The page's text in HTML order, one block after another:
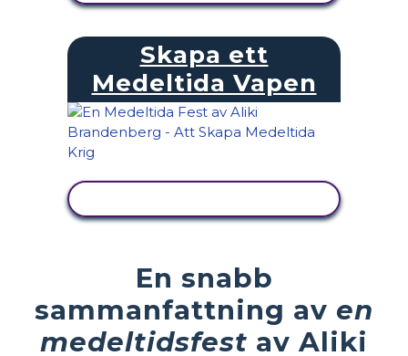
Skapa ett
Medeltida Vapen
En snabb
sammanfattning av en
medeltidsfest av Aliki